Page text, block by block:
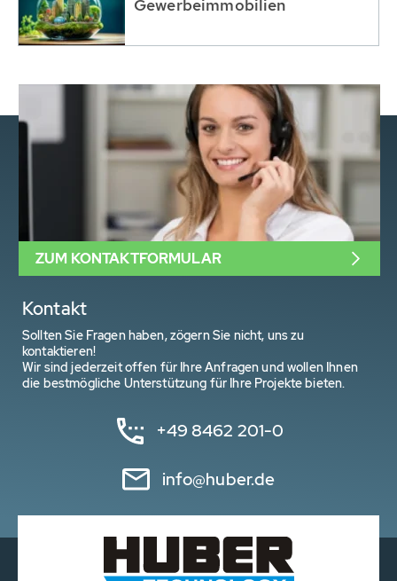
Gewerbeimmobilien
Kontakt
Sollten Sie Fragen haben, zögern Sie nicht, uns zu
kontaktieren!
Wir sind jederzeit offen für Ihre Anfragen und wollen Ihnen
die bestmögliche Unterstützung für Ihre Projekte bieten.
+49 8462 201-0
info@huber.de
ZUM KONTAKTFORMULAR